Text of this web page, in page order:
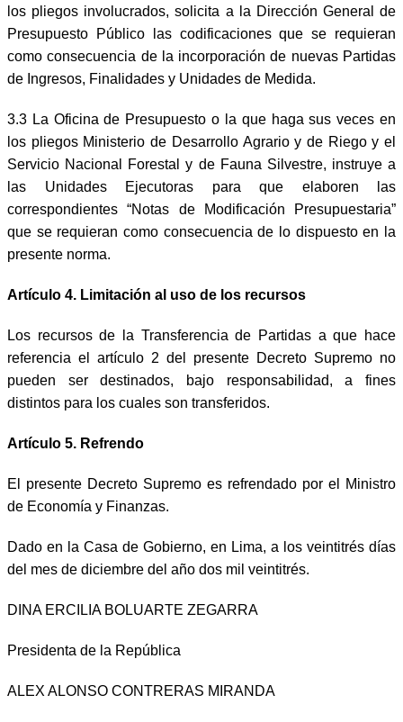
los pliegos involucrados, solicita a la Dirección General de
Presupuesto Público las codificaciones que se requieran
como consecuencia de la incorporación de nuevas Partidas
de Ingresos, Finalidades y Unidades de Medida.
3.3 La Oficina de Presupuesto o la que haga sus veces en
los pliegos Ministerio de Desarrollo Agrario y de Riego y el
Servicio Nacional Forestal y de Fauna Silvestre, instruye a
las Unidades Ejecutoras para que elaboren las
correspondientes “Notas de Modificación Presupuestaria”
que se requieran como consecuencia de lo dispuesto en la
presente norma.
Artículo 4. Limitación al uso de los recursos
Los recursos de la Transferencia de Partidas a que hace
referencia el artículo 2 del presente Decreto Supremo no
pueden ser destinados, bajo responsabilidad, a fines
distintos para los cuales son transferidos.
Artículo 5. Refrendo
El presente Decreto Supremo es refrendado por el Ministro
de Economía y Finanzas.
Dado en la Casa de Gobierno, en Lima, a los veintitrés días
del mes de diciembre del año dos mil veintitrés.
DINA ERCILIA BOLUARTE ZEGARRA
Presidenta de la República
ALEX ALONSO CONTRERAS MIRANDA